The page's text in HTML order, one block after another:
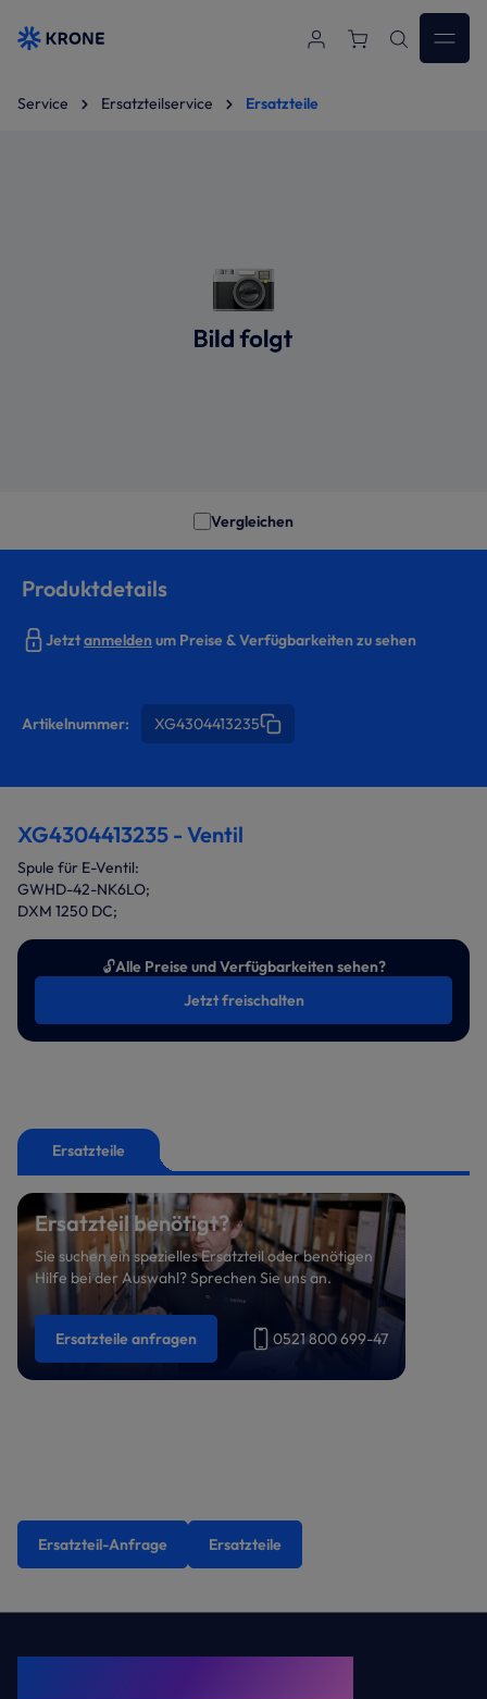
Zum Hauptinhalt springen
Service Ersatzteilservice Ersatzteile
Vergleichen
Produktdetails
Jetztanmeldenum Preise & Verfügbarkeiten zu sehen
Artikelnummer: XG4304413235
XG4304413235 - Ventil
Spule für E-Ventil:
GWHD-42-NK6LO;
DXM 1250 DC;
🔓Alle Preise und Verfügbarkeiten sehen?
Jetzt freischalten
Ersatzteile
Ersatzteil benötigt?
Sie suchen ein spezielles Ersatzteil oder benötigen
Hilfe bei der Auswahl? Sprechen Sie uns an.
Ersatzteile anfragen 0521 800 699-47
Ersatzteil-Anfrage Ersatzteile